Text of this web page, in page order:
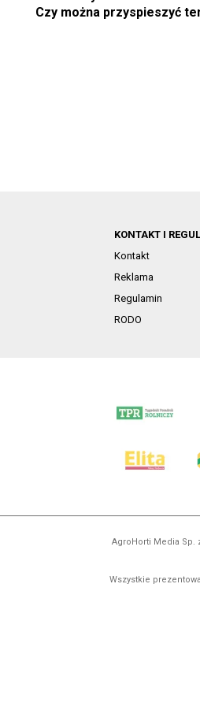
Czy można przyspieszyć
KONTAKT I
Kontakt
Reklama
Regulamin
RODO
AgroHorti Media Sp.
Wszystkie